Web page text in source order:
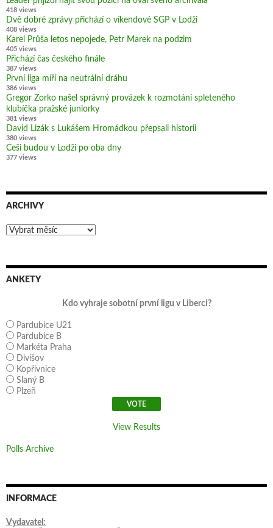
418 views
Dvě dobré zprávy přichází o víkendové SGP v Lodži
408 views
Karel Průša letos nepojede, Petr Marek na podzim
405 views
Přichází čas českého finále
387 views
První liga míří na neutrální dráhu
386 views
Gregor Zorko našel správný provázek k rozmotání spleteného
klubíčka pražské juniorky
381 views
David Lizák s Lukášem Hromádkou přepsali historii
380 views
Češi budou v Lodži po oba dny
377 views
ARCHIVY
Archivy
ANKETY
Kdo vyhraje sobotní první ligu v Liberci?
Pardubice U21
Pardubice B
Markéta Praha
Divišov
Kopřivnice
Slaný B
Plzeň
View Results
Polls Archive
INFORMACE
Vydavatel: